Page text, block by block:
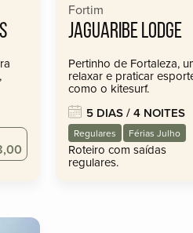
Fortim
JAGUARIBE LODGE
Pertinho de Fortaleza,
relaxar e praticar
como o kitesurf.
5 DIAS / 4 NOITES
Regulares Férias Julho
Roteiro com saídas
regulares.